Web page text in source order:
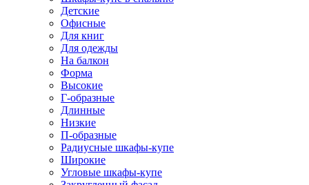
Детские
Офисные
Для книг
Для одежды
На балкон
Форма
Высокие
Г-образные
Длинные
Низкие
П-образные
Радиусные шкафы-купе
Широкие
Угловые шкафы-купе